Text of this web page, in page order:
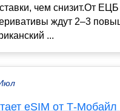
чем снизит.От
ждут 2–3
...
eSIM от Т-Мобайл